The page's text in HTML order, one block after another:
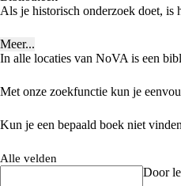
Als je historisch onderzoek doet, is
Meer...
In alle locaties van NoVA is een
Met onze zoekfunctie kun je
Kun je een bepaald boek niet
Alle velden
Door